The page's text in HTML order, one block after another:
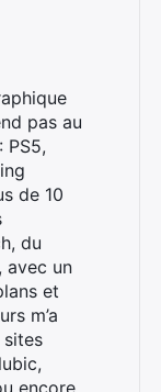
pas au
PS5,
de 10
du
avec un
et
m’a
encore